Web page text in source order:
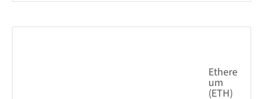
$64,535.92 0.82%
Ethere
um
(ETH)